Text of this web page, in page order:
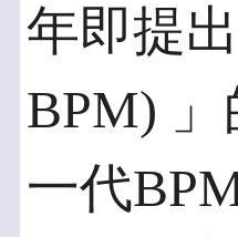
年即提
BPM)
一代